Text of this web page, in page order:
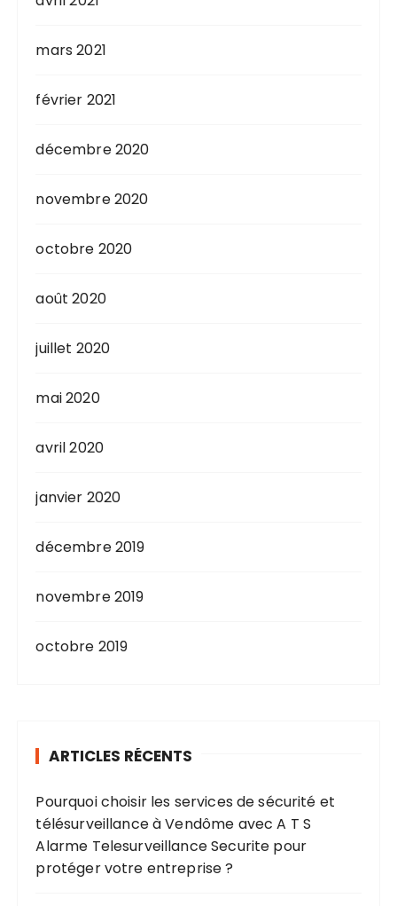
mars 2021
février 2021
décembre 2020
novembre 2020
octobre 2020
août 2020
juillet 2020
mai 2020
avril 2020
janvier 2020
décembre 2019
novembre 2019
octobre 2019
ARTICLES RÉCENTS
Pourquoi choisir les services de sécurité et
télésurveillance à Vendôme avec A T S
Alarme Telesurveillance Securite pour
protéger votre entreprise ?